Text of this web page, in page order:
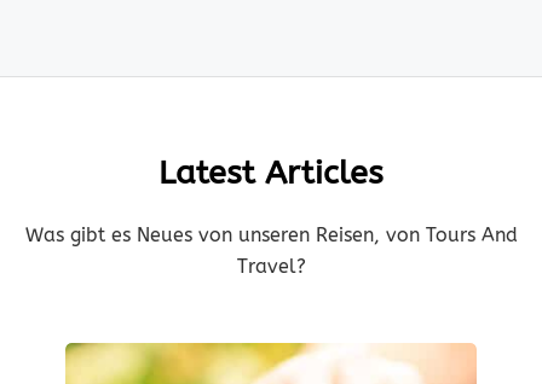
Latest Articles
Was gibt es Neues von unseren Reisen, von Tours And
Travel?